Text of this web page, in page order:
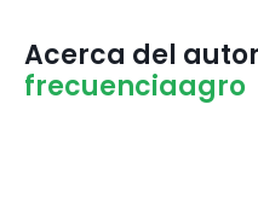
Acerca del
frecuenciaagro